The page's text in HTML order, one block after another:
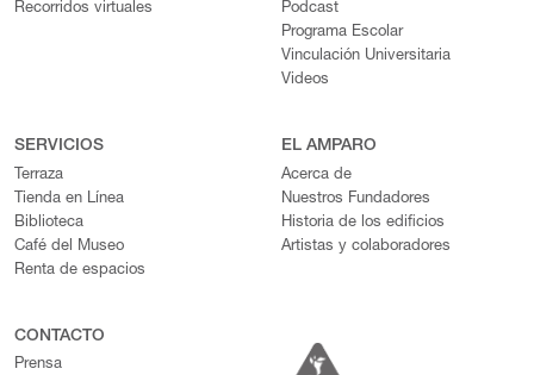
Recorridos virtuales
Podcast
Programa Escolar
Vinculación Universitaria
Videos
SERVICIOS
Terraza
Tienda en Línea
Biblioteca
Café del Museo
Renta de espacios
EL AMPARO
Acerca de
Nuestros Fundadores
Historia de los edificios
Artistas y colaboradores
CONTACTO
Prensa